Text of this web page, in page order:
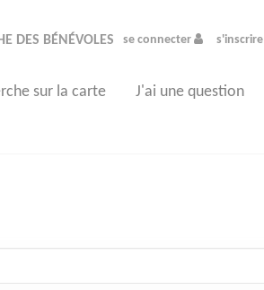
DES BÉNÉVOLES se connecter s'inscrire
sur la carte J'ai une question